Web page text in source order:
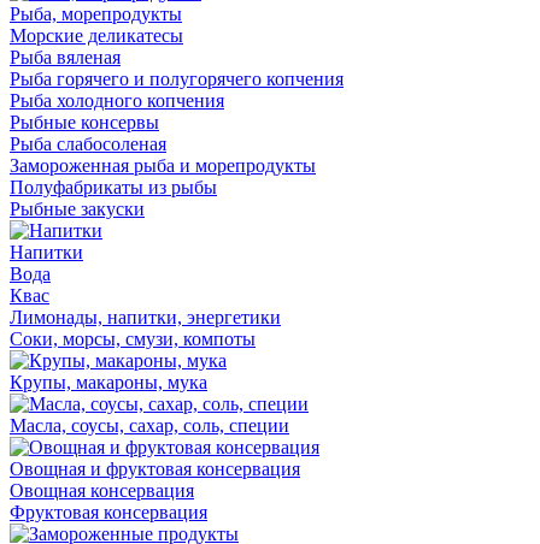
Рыба, морепродукты
Морские деликатесы
Рыба вяленая
Рыба горячего и полугорячего копчения
Рыба холодного копчения
Рыбные консервы
Рыба слабосоленая
Замороженная рыба и морепродукты
Полуфабрикаты из рыбы
Рыбные закуски
Напитки
Вода
Квас
Лимонады, напитки, энергетики
Соки, морсы, смузи, компоты
Крупы, макароны, мука
Масла, соусы, сахар, соль, специи
Овощная и фруктовая консервация
Овощная консервация
Фруктовая консервация